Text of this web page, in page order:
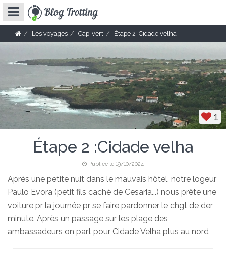
Les voyages Cap-vert Étape 2 :Cidade velha
1
Étape 2 :Cidade velha
Publiée le 19/10/2024
Après une petite nuit dans le mauvais hôtel, notre logeur
Paulo Evora (petit fils caché de Cesaria...) nous prête une
voiture pr la journée pr se faire pardonner le chgt de der
minute. Après un passage sur les plage des
ambassadeurs on part pour Cidade Velha plus au nord